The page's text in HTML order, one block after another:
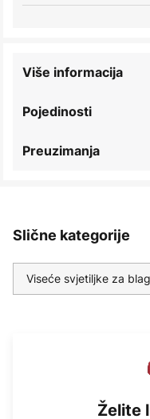
Pojedinosti
Više informacija
Preuzimanja
Slične kategorije
Viseće svjetiljke za
Želite